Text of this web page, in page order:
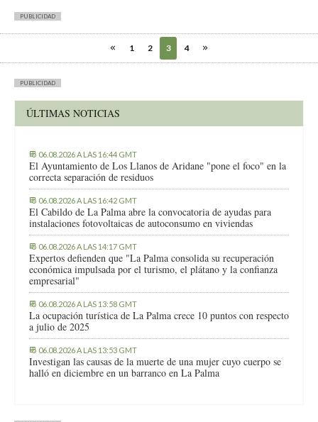
PUBLICIDAD
1 2 3 4
PUBLICIDAD
ÚLTIMAS NOTICIAS
06.08.2026 A LAS 16:44 GMT
El Ayuntamiento de Los Llanos de Aridane "pone el foco" en la
correcta separación de residuos
06.08.2026 A LAS 16:42 GMT
El Cabildo de La Palma abre la convocatoria de ayudas para
instalaciones fotovoltaicas de autoconsumo en viviendas
06.08.2026 A LAS 14:17 GMT
Expertos defienden que "La Palma consolida su recuperación
económica impulsada por el turismo, el plátano y la confianza
empresarial"
06.08.2026 A LAS 13:58 GMT
La ocupación turística de La Palma crece 10 puntos con respecto
a julio de 2025
06.08.2026 A LAS 13:53 GMT
Investigan las causas de la muerte de una mujer cuyo cuerpo se
halló en diciembre en un barranco en La Palma